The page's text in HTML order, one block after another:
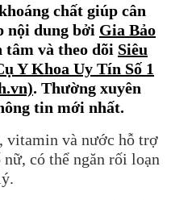
chất giúp cân
nội dung bởi Gia Bảo
tâm và theo dõi Siêu
Y Khoa Uy Tín Số 1
. Thường xuyên
tin mới nhất.
vitamin và nước hỗ trợ
có thể ngăn rối loạn